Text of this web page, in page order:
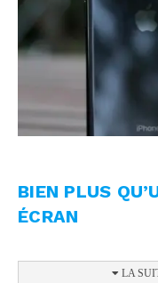
BIEN PLUS
ÉCRAN